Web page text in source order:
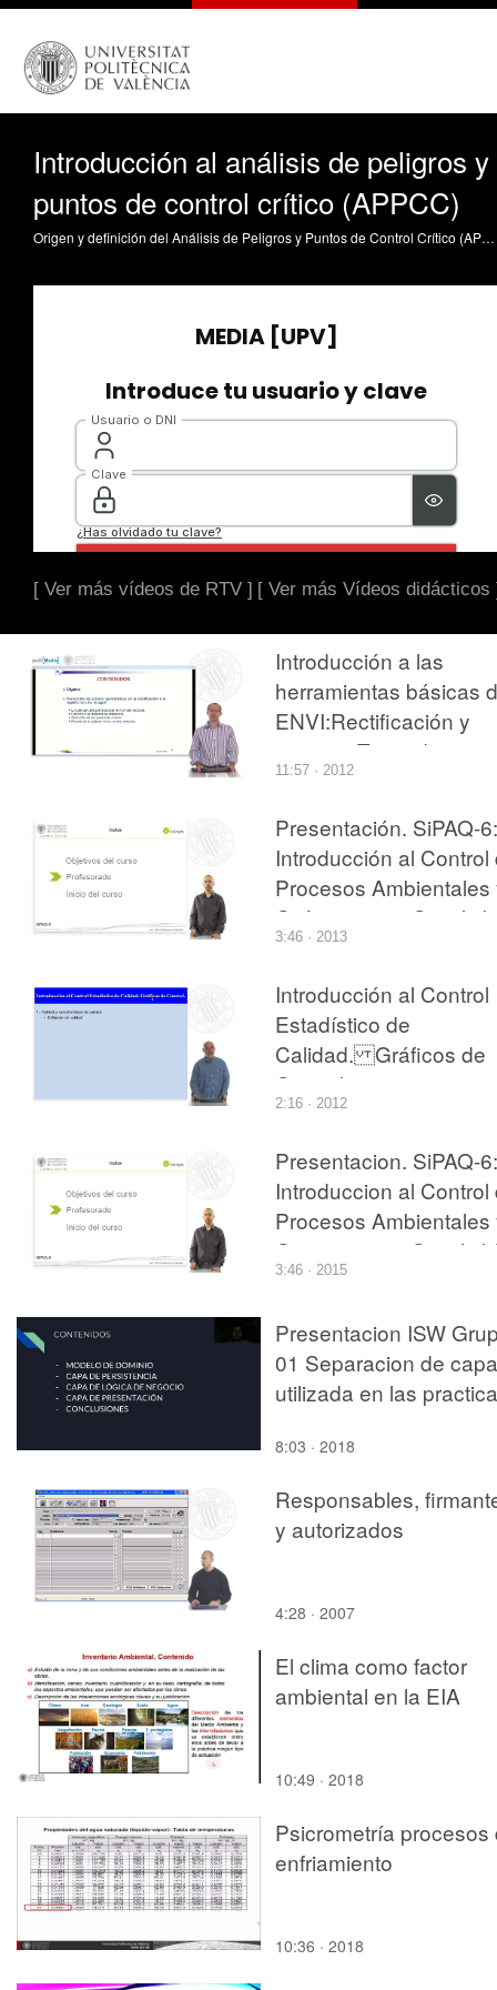
Introducción al análisis de peligros y
puntos de control crítico (APPCC)
Origen y definición del Análisis de Peligros y Puntos de Control Crítico (APPCC). Situación legislativa actual. Principios en los que se basa el APPCC. Fernández Segovia, I. (2012). Introducción al análisis de peligros y puntos de control crítico (APPCC). https://riunet.upv.es/handle/10251/16563
[ Ver más vídeos de RTV ] [ Ver más Vídeos didácticos
Introducción a las
herramientas básicas
ENVI:Rectificación y
registro. Toma de
de control
11:57 · 2012
Presentación. SiPAQ-6:
Introducción al Control
Procesos Ambientales
Químicos con
y Xcos¿
3:46 · 2013
Introducción al Control
Estadístico de
Calidad. Gráficos de
Control.
2:16 · 2012
Presentacion. SiPAQ-6:
Introduccion al Control
Procesos Ambientales
Quimicos con
y Xcos?
3:46 · 2015
Presentacion ISW
01 Separacion de
utilizada en las
8:03 · 2018
Responsables,
y autorizados
4:28 · 2007
El clima como factor
ambiental en la EIA
10:49 · 2018
Psicrometría procesos
enfriamiento
10:36 · 2018